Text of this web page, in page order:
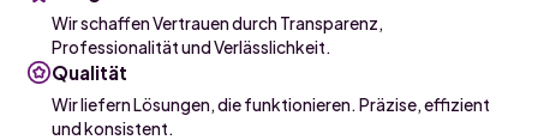
Wir schaffen Vertrauen durch Transparenz,
Professionalität und Verlässlichkeit.
Qualität
Wir liefern Lösungen, die funktionieren. Präzise, effizient
und konsistent.